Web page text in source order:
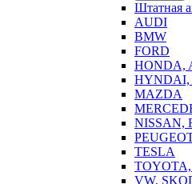
Штатная
AUDI
BMW
FORD
HONDA,
HYNDAI,
MAZDA
NISSAN,
TESLA
VW,